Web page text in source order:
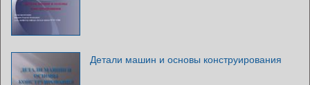
Детали машин и основы конструирования